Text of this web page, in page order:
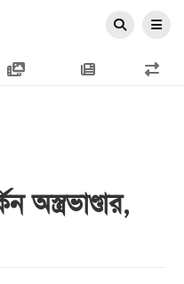
অস্ত্রভাণ্ডার,